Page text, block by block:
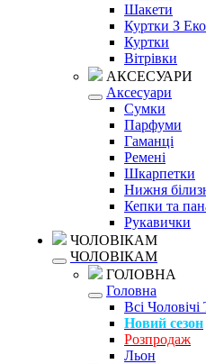
Шакети
Куртки З
Куртки
Вітрівки
АКСЕСУАРИ
Аксесуари
Сумки
Парфуми
Гаманці
Ремені
Шкарпетки
Нижня
Кепки та
Рукавички
ЧОЛОВІКАМ
ЧОЛОВІКАМ
ГОЛОВНА
Головна
Всі Чоловічі
Новий сезон
Розпродаж
Льон